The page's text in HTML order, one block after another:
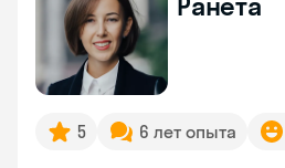
5 6 лет опыта